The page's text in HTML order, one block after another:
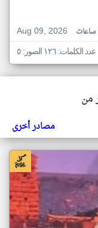
Aug 09, 2026
عدد الكلمات: ١٢٦ الصور: ٥
من
مصادر أخرى